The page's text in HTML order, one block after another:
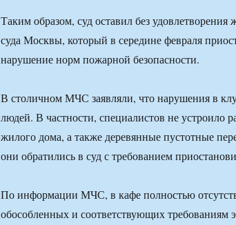
Таким образом, суд оставил без
суда Москвы, который в середине февраля
нарушение норм пожарной безопасности.
В столичном МЧС заявляли, что нарушения в
людей. В частности, специалистов не устроило
жилого дома, а также деревянные пустотные
они обратились в суд с требованием
По информации МЧС, в кафе полностью
обособленных и соответствующих требованиям